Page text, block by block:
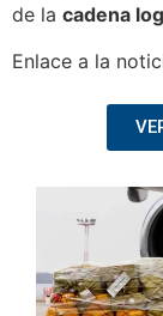
de la cadena
Enlace a la